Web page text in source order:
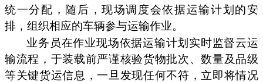
统一分配，随后，现场调度会依据运输计划的安
排，组织相应的车辆参与运输作业。
业务员在作业现场依据运输计划实时监督云运
输流程，于装载前严谨核验货物批次、数量及品级
等关键货运信息，一旦发现任何不符，立即将情况